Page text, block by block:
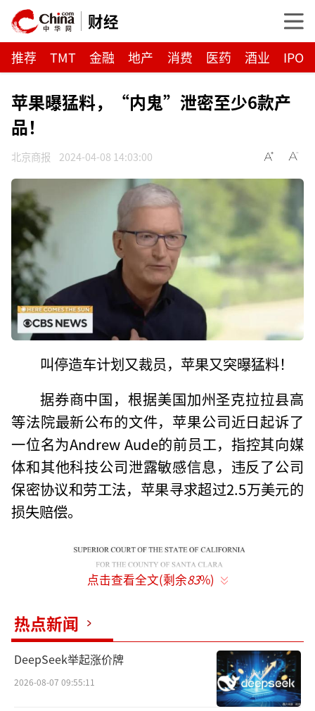
财经
推荐 TMT 金融 地产 消费 医药 酒业 IPO
苹果曝猛料，“内鬼”泄密至少6款产
品！
北京商报 2024-04-08 14:03:00
叫停造车计划又裁员，苹果又突曝猛料！
据券商中国，根据美国加州圣克拉拉县高
等法院最新公布的文件，苹果公司近日起诉了
一位名为Andrew Aude的前员工，指控其向媒
体和其他科技公司泄露敏感信息，违反了公司
保密协议和劳工法，苹果寻求超过2.5万美元的
损失赔偿。
点击查看全文(剩余83%)
热点新闻
DeepSeek举起涨价牌
2026-08-07 09:55:11